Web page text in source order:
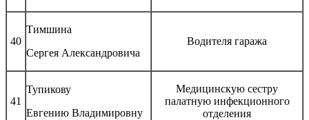
40
Тимшина
Сергея Александровича
Водителя гаража
41
Тупикову
Евгению Владимировну
Медицинскую сестру
палатную инфекционного
отделения